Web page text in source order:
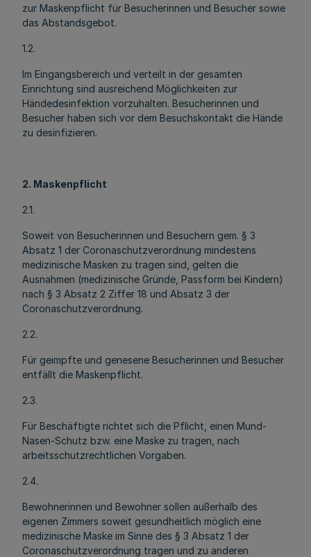
zur Maskenpflicht für Besucherinnen und Besucher sowie
das Abstandsgebot.
1.2.
Im Eingangsbereich und verteilt in der gesamten
Einrichtung sind ausreichend Möglichkeiten zur
Händedesinfektion vorzuhalten. Besucherinnen und
Besucher haben sich vor dem Besuchskontakt die Hände
zu desinfizieren.
2. Maskenpflicht
2.1.
Soweit von Besucherinnen und Besuchern gem. § 3
Absatz 1 der Coronaschutzverordnung mindestens
medizinische Masken zu tragen sind, gelten die
Ausnahmen (medizinische Gründe, Passform bei Kindern)
nach § 3 Absatz 2 Ziffer 18 und Absatz 3 der
Coronaschutzverordnung.
2.2.
Für geimpfte und genesene Besucherinnen und Besucher
entfällt die Maskenpflicht.
2.3.
Für Beschäftigte richtet sich die Pflicht, einen Mund-
Nasen-Schutz bzw. eine Maske zu tragen, nach
arbeitsschutzrechtlichen Vorgaben.
2.4.
Bewohnerinnen und Bewohner sollen außerhalb des
eigenen Zimmers soweit gesundheitlich möglich eine
medizinische Maske im Sinne des § 3 Absatz 1 der
Coronaschutzverordnung tragen und zu anderen